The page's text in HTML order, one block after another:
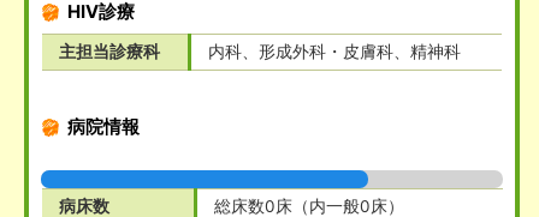
HIV診療
主担当診療科 内科、形成外科・皮膚科、精神科
病院情報
病床数 総床数0床（内一般0床）